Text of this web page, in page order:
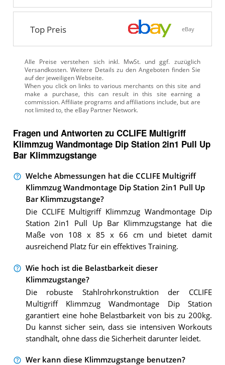
Top Preis eBay
Alle Preise verstehen sich inkl. MwSt. und ggf. zuzüglich
Versandkosten. Weitere Details zu den Angeboten finden Sie
auf der jeweiligen Webseite.
Fragen und Antworten zu CCLIFE Multigriff
Klimmzug Wandmontage Dip Station 2in1 Pull Up
Bar Klimmzugstange
Welche Abmessungen hat die CCLIFE Multigriff
Klimmzug Wandmontage Dip Station 2in1 Pull Up
Bar Klimmzugstange?
Die CCLIFE Multigriff Klimmzug Wandmontage Dip
Station 2in1 Pull Up Bar Klimmzugstange hat die
Maße von 108 x 85 x 66 cm und bietet damit
ausreichend Platz für ein effektives Training.
Wie hoch ist die Belastbarkeit dieser
Klimmzugstange?
Die robuste Stahlrohrkonstruktion der CCLIFE
Multigriff Klimmzug Wandmontage Dip Station
garantiert eine hohe Belastbarkeit von bis zu 200kg.
Du kannst sicher sein, dass sie intensiven Workouts
standhält, ohne dass die Sicherheit darunter leidet.
Wer kann diese Klimmzugstange benutzen?